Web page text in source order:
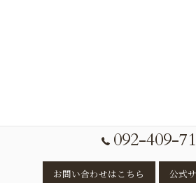
092-409-
お問い合わせはこちら 公式